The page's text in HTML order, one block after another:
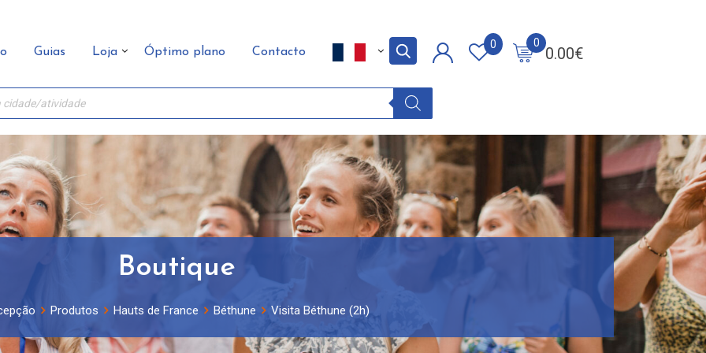
Guias Loja Óptimo plano Contacto 0.00€
0
0
Boutique
Produtos Hauts de France Béthune Visita Béthune (2h)